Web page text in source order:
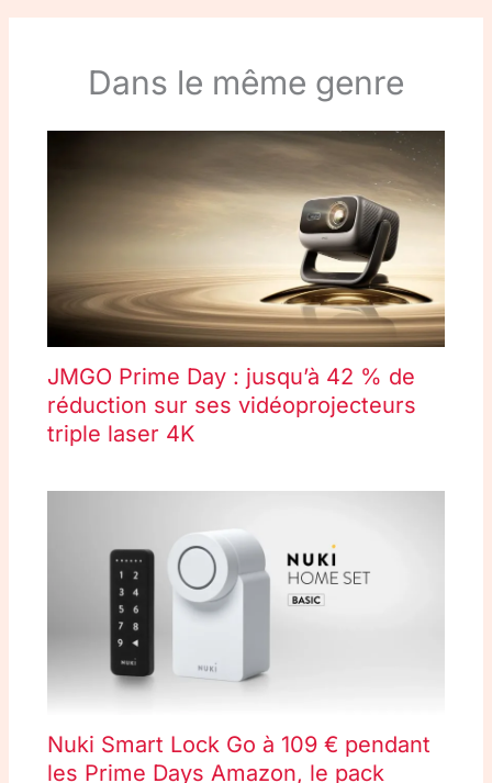
Dans le même genre
JMGO Prime Day : jusqu’à 42 % de
réduction sur ses vidéoprojecteurs
triple laser 4K
Nuki Smart Lock Go à 109 € pendant
les Prime Days Amazon, le pack